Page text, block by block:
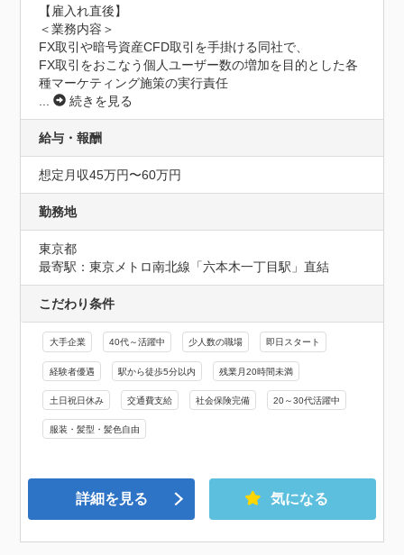
【雇入れ直後】
＜業務内容＞
FX取引や暗号資産CFD取引を手掛ける同社で、
FX取引をおこなう個人ユーザー数の増加を目的とした各
種マーケティング施策の実行責任
...
続きを見る
給与・報酬
想定月収45万円〜60万円
勤務地
東京都
最寄駅：東京メトロ南北線「六本木一丁目駅」直結
こだわり条件
大手企業 40代～活躍中 少人数の職場 即日スタート
経験者優遇 駅から徒歩5分以内 残業月20時間未満
土日祝日休み 交通費支給 社会保険完備 20～30代活躍中
服装・髪型・髪色自由
詳細を見る 気になる